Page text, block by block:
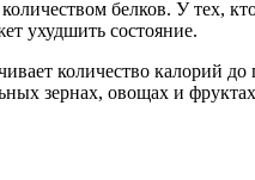
белков. У тех,
ухудшить состояние.
количество калорий
зернах, овощах и